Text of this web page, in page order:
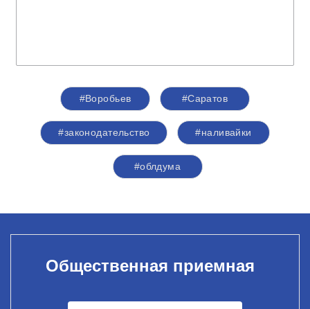
#Воробьев #Саратов
#законодательство #наливайки
#облдума
Общественная приемная